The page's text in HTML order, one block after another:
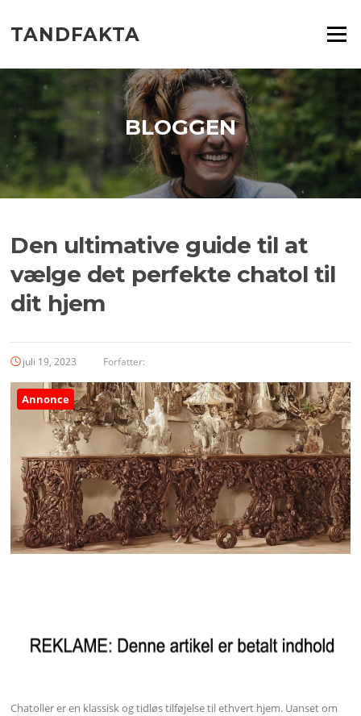
indhold
TANDFAKTA Menu
BLOGGEN
Den ultimative guide til at
vælge det perfekte chatol til
dit hjem
juli 19, 2023 Forfatter:
Annonce
Chatoller er en klassisk og tidløs tilføjelse til ethvert hjem. Uanset om